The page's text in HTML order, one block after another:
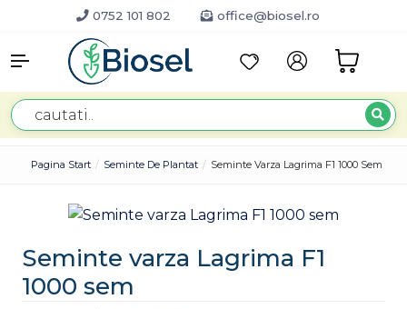
0752 101 802 office@biosel.ro
Pagina Start Seminte De Plantat Seminte Varza Lagrima F1 1000 Sem
Seminte varza Lagrima F1
1000 sem